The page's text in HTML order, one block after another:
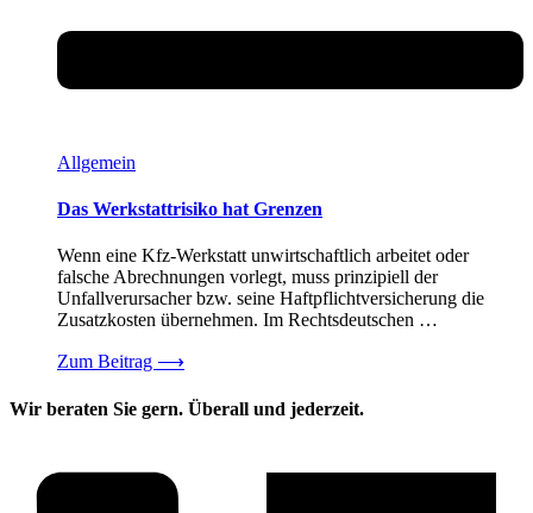
Allgemein
Das Werkstattrisiko hat Grenzen
Wenn eine Kfz-Werkstatt unwirtschaftlich arbeitet oder
falsche Abrechnungen vorlegt, muss prinzipiell der
Unfallverursacher bzw. seine Haftpflichtversicherung die
Zusatzkosten übernehmen. Im Rechtsdeutschen …
Zum Beitrag ⟶
Wir beraten Sie gern. Überall und jederzeit.